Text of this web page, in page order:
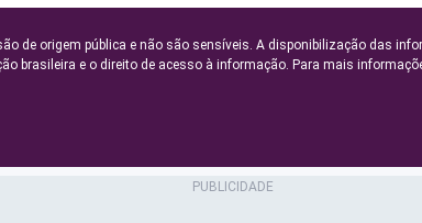
de origem pública e não são sensíveis. A disponibilização das
brasileira e o direito de acesso à informação. Para mais